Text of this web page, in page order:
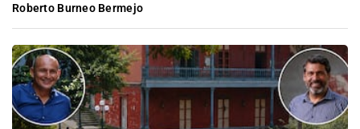
Roberto Burneo Bermejo